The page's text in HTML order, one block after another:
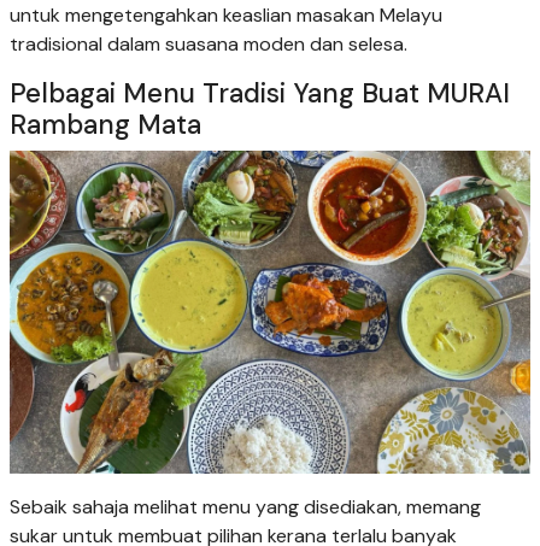
untuk mengetengahkan keaslian masakan Melayu
tradisional dalam suasana moden dan selesa.
Pelbagai Menu Tradisi Yang Buat MURAI
Rambang Mata
Sebaik sahaja melihat menu yang disediakan, memang
sukar untuk membuat pilihan kerana terlalu banyak